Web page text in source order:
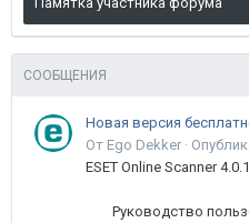
СООБЩЕНИЯ
От Ego Dekker ·
ESET Online Scanner
Руководство